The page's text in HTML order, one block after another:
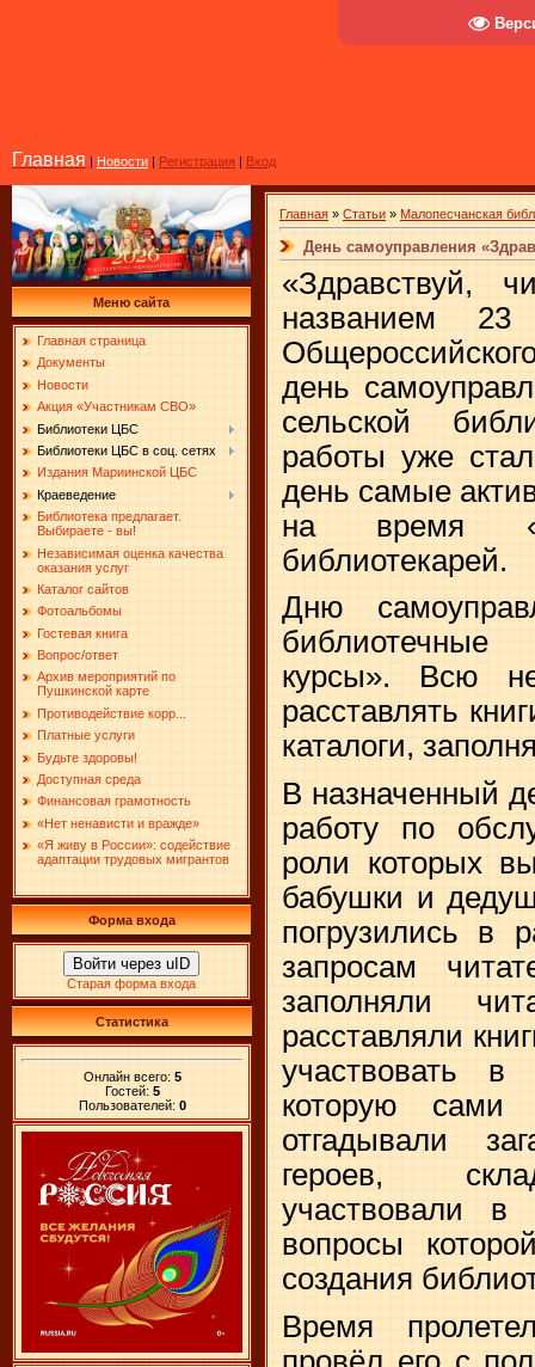
Главная | Новости | Регистрация | Вход
Меню сайта
Главная страница
Документы
Новости
Акция «Участникам СВО»
Библиотеки ЦБС
Библиотеки ЦБС в соц. сетях
Издания Мариинской ЦБС
Краеведение
Библиотека предлагает.
Выбираете - вы!
Независимая оценка качества
оказания услуг
Каталог сайтов
Фотоальбомы
Гостевая книга
Вопрос/ответ
Архив мероприятий по
Пушкинской карте
Противодействие корр...
Платные услуги
Будьте здоровы!
Доступная среда
Финансовая грамотность
«Нет ненависти и вражде»
«Я живу в России»: содействие
адаптации трудовых мигрантов
Форма входа
Войти через uID
Старая форма входа
Статистика
Онлайн всего: 5
Гостей: 5
Пользователей: 0
Главная » Статьи » Малопесчанская
День самоуправления
«Здравствуй,
названием
день
сельской
работы уже
день самые
на время
библиотекарей.
Дню
курсы». Всю
расставлять
каталоги,
В назначенный
работу по
роли которых
бабушки и
погрузились в
запросам
заполняли
расставляли
участвовать в
которую сами
отгадывали
героев,
участвовали в
вопросы
создания
Время